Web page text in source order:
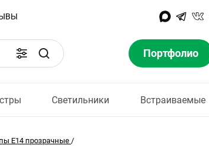
Портфолио
Светильники Встраиваемые
Е14 прозрачные /